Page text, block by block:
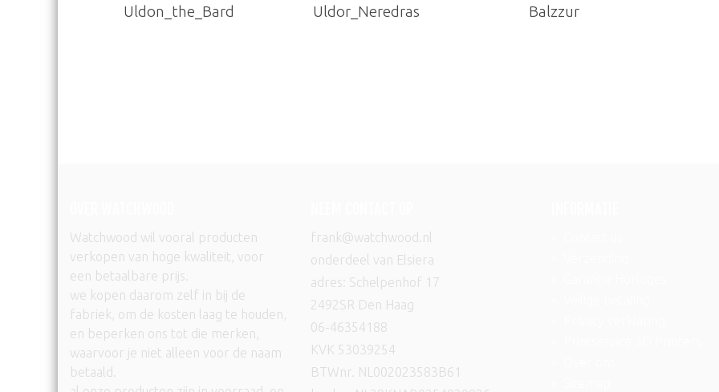
Uldon_the_Bard Uldor_Neredras Balzzur
Watchwood wil vooral producten
verkopen van hoge kwaliteit, voor
een betaalbare prijs.
we kopen daarom zelf in bij de
fabriek, om de kosten laag te houden,
en beperken ons tot die merken,
waarvoor je niet alleen voor de naam
betaald.
frank@watchwood.nl
onderdeel van Elsiera
adres: Schelpenhof 17
2492SR Den Haag
06-46354188
KVK 53039254
BTWnr. NL002023583B61